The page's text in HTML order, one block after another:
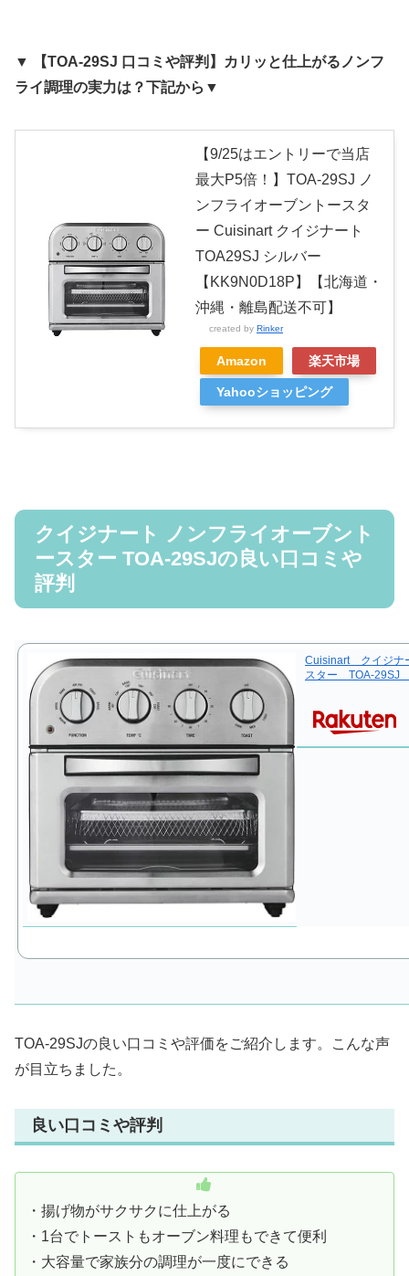
▼ 【TOA-29SJ 口コミや評判】カリッと仕上がるノンフ
ライ調理の実力は？下記から▼
【9/25はエントリーで当店
最大P5倍！】TOA-29SJ ノ
ンフライオーブントースタ
ー Cuisinart クイジナート
TOA29SJ シルバー
【KK9N0D18P】【北海道・
沖縄・離島配送不可】
created by Rinker
Amazon 楽天市場
Yahooショッピング
クイジナート ノンフライオーブント
ースター TOA-29SJの良い口コミや
評判
Cuisinart クイジナ
スター TOA-29SJ
TOA-29SJの良い口コミや評価をご紹介します。こんな声
が目立ちました。
良い口コミや評判
・揚げ物がサクサクに仕上がる
・1台でトーストもオーブン料理もできて便利
・大容量で家族分の調理が一度にできる